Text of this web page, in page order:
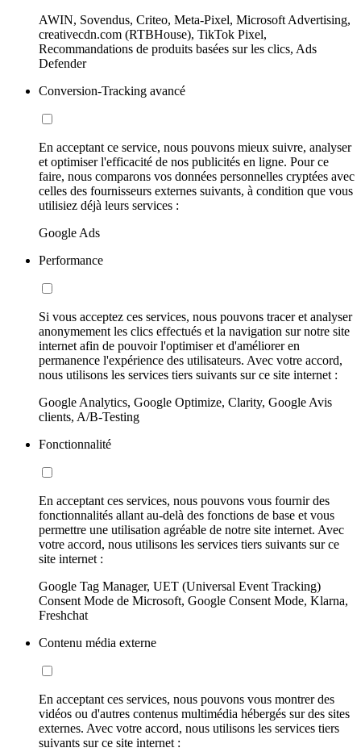
AWIN, Sovendus, Criteo, Meta-Pixel, Microsoft Advertising,
creativecdn.com (RTBHouse), TikTok Pixel,
Recommandations de produits basées sur les clics, Ads
Defender
Conversion-Tracking avancé
En acceptant ce service, nous pouvons mieux suivre, analyser
et optimiser l'efficacité de nos publicités en ligne. Pour ce
faire, nous comparons vos données personnelles cryptées avec
celles des fournisseurs externes suivants, à condition que vous
utilisiez déjà leurs services :
Google Ads
Performance
Si vous acceptez ces services, nous pouvons tracer et analyser
anonymement les clics effectués et la navigation sur notre site
internet afin de pouvoir l'optimiser et d'améliorer en
permanence l'expérience des utilisateurs. Avec votre accord,
nous utilisons les services tiers suivants sur ce site internet :
Google Analytics, Google Optimize, Clarity, Google Avis
clients, A/B-Testing
Fonctionnalité
En acceptant ces services, nous pouvons vous fournir des
fonctionnalités allant au-delà des fonctions de base et vous
permettre une utilisation agréable de notre site internet. Avec
votre accord, nous utilisons les services tiers suivants sur ce
site internet :
Google Tag Manager, UET (Universal Event Tracking)
Consent Mode de Microsoft, Google Consent Mode, Klarna,
Freshchat
Contenu média externe
En acceptant ces services, nous pouvons vous montrer des
vidéos ou d'autres contenus multimédia hébergés sur des sites
externes. Avec votre accord, nous utilisons les services tiers
suivants sur ce site internet :